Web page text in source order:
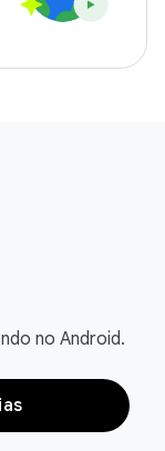
no Android.